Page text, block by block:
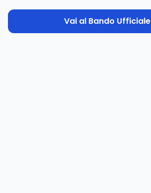
Vai al Bando Ufficiale